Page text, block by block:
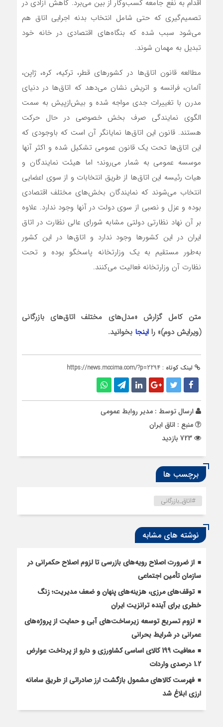
اقدام به نفع جامعه کسب‌وکار از بین می‌برد. کاهش آزادی در
تصمیم‌گیری که حتی شامل انتخاب بدنه اجرایی اتاق هم
می‌شود سبب شده که بنگاه‌های اقتصادی در خانه خود
تبدیل به مهمان شوند.
مطالعه قانون اتاق‌ها در کشورهای قطر، ترکیه، کره، ژاپن،
آلمان، فرانسه و اتریش نشان می‌دهد که اتاق‌ها در دنیای
مدرن با تغییرات جدی مواجه شده و بیش‌ازپیش به سمت
الگوی نمایندگی صرف بخش خصوصی در حال حرکت
هستند. قانون این اتاق‌ها نمایانگر آن است که باوجودی که
این اتاق‌ها تحت یک قانون عمومی تشکیل شده و اکثر آنها
موسسه عمومی به شمار می‌روند؛ اما هیئت نمایندگان و
هیات رئیسه این اتاق‌ها از طریق انتخابات و از سوی اعضایی
انتخاب می‌شوند که نمایندگان بخش‌های مختلف اقتصادی
بوده و عزل و نصبی از سوی دولت در آنها وجود ندارد. علاوه
بر آن نهاد نظارتی دولتی مشابه شورای عالی نظارت در اتاق
ایران در این کشورها وجود ندارد و اتاق‌ها در این کشور
به‌طور مستقیم به یک وزارتخانه پاسخگو بوده و تحت
نظارت آن وزارتخانه فعالیت می‌کنند.
متن کامل گزارش «مدل‌های مختلف اتاق‌های بازرگانی
(ویرایش دوم)» را اینجا بخوانید.
لینک کوتاه : https://news.mccima.com/?p=2294
ارسال توسط : مدیر روابط عمومی
منبع : اتاق ایران
برچسب ها
#اتاق_بازرگانی
نوشته های مشابه
از ضرورت اصلاح رویه‌های بازرسی تا لزوم اصلاح حکمرانی در
سازمان تأمین اجتماعی
توقف‌های مرزی، هزینه‌های پنهان و ضعف مدیریت؛ زنگ
خطری برای آینده ترانزیت ایران
لزوم تسریع توسعه زیرساخت‌های آبی و حمایت از پروژه‌های
عمرانی در شرایط بحرانی
معافیت 199 کالای اساسی کشاورزی و دارو از پرداخت عوارض
1.2 درصدی واردات
فهرست کالاهای مشمول بازگشت ارز صادراتی از طریق سامانه
ارزی ابلاغ شد